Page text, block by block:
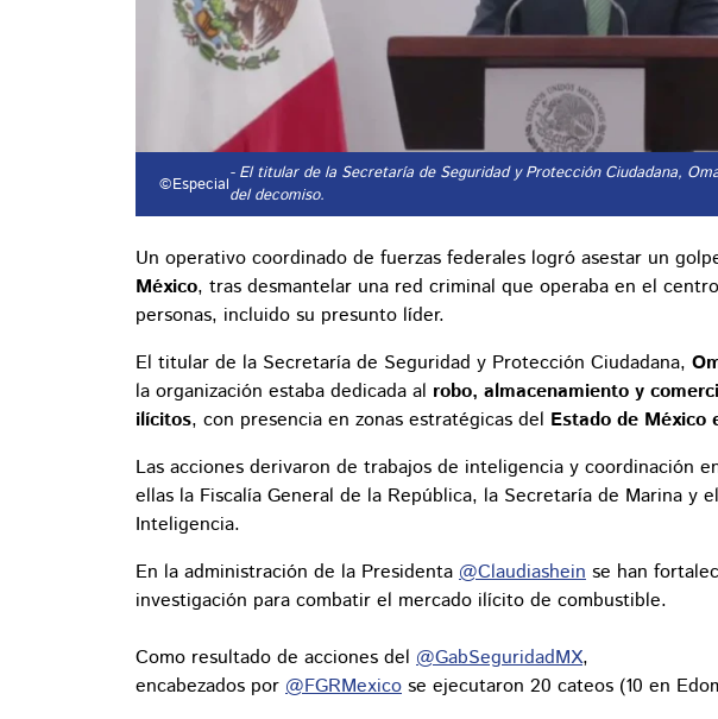
©Especial- El titular de la Secretaría de Seguridad y Protección Ciudadana,
del decomiso.
Un operativo coordinado de fuerzas federales logró asestar un
México, tras desmantelar una red criminal que operaba en el
personas, incluido su presunto líder.
El titular de la Secretaría de Seguridad y Protección Ciudadana,
la organización estaba dedicada al robo, almacenamiento y
ilícitos, con presencia en zonas estratégicas del Estado de México
Las acciones derivaron de trabajos de inteligencia y coordinación
ellas la Fiscalía General de la República, la Secretaría de Marina y
Inteligencia.
En la administración de la Presidenta @Claudiashein se han
investigación para combatir el mercado ilícito de combustible.
Como resultado de acciones del @GabSeguridadMX,
encabezados por @FGRMexico se ejecutaron 20 cateos (10 en